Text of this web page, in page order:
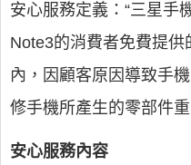
安心服務定義：“三星手
Note3的消費者免費提供
內，因顧客原因導致手
修手機所產生的零部件
安心服務內容